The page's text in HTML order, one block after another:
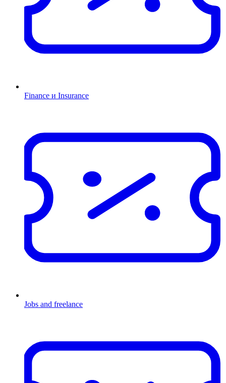
Finance и Insurance
Jobs and freelance